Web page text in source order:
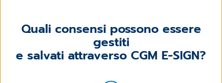
Quali consensi possono essere
gestiti
e salvati attraverso CGM E-SIGN?